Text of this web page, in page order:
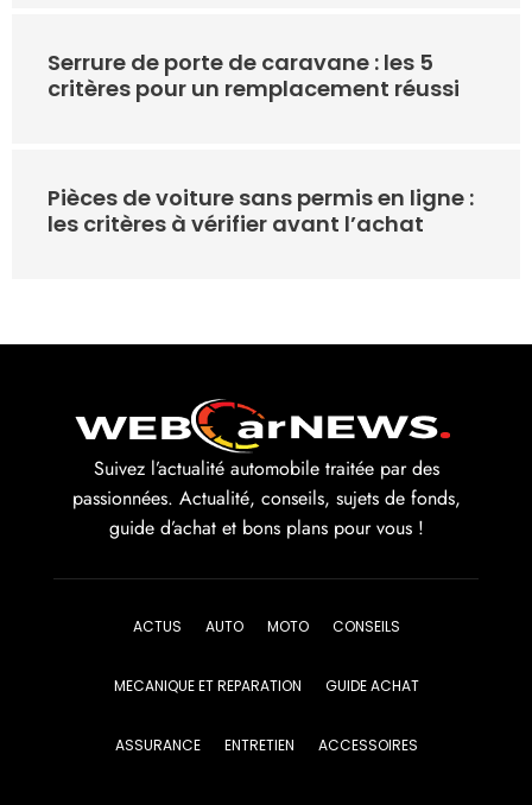
Serrure de porte de caravane : les 5
critères pour un remplacement réussi
Pièces de voiture sans permis en ligne :
les critères à vérifier avant l’achat
Suivez l’actualité automobile traitée par des
passionnées. Actualité, conseils, sujets de fonds,
guide d’achat et bons plans pour vous !
ACTUS AUTO MOTO CONSEILS
MECANIQUE ET REPARATION GUIDE ACHAT
ASSURANCE ENTRETIEN ACCESSOIRES